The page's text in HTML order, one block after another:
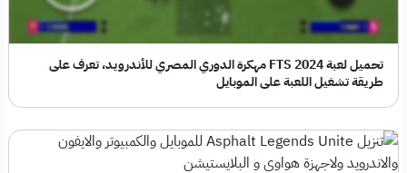
تحميل لعبة FTS 2024 مهكرة الدوري المصري للأندرويد، تعرف على
طريقة تشغيل اللعبة على الموبايل